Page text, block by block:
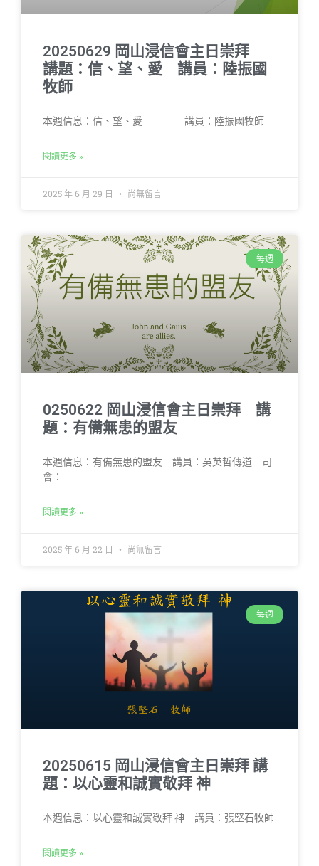
20250629 岡山浸信會主日崇拜
講題：信、望、愛 講員：陸振國
牧師
本週信息：信、望、愛 講員：陸振國牧師
閱讀更多 »
2025 年 6 月 29 日 尚無留言
每週
0250622 岡山浸信會主日崇拜 講
題：有備無患的盟友
本週信息：有備無患的盟友 講員：吳英哲傳道 司
會：
閱讀更多 »
2025 年 6 月 22 日 尚無留言
每週
20250615 岡山浸信會主日崇拜 講
題：以心靈和誠實敬拜 神
本週信息：以心靈和誠實敬拜 神 講員：張堅石牧師
閱讀更多 »